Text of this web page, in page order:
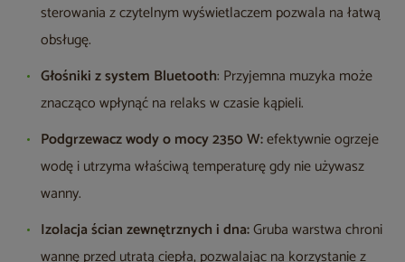
sterowania z czytelnym wyświetlaczem pozwala na łatwą
obsługę.
Głośniki z system Bluetooth: Przyjemna muzyka może
znacząco wpłynąć na relaks w czasie kąpieli.
Podgrzewacz wody o mocy 2350 W:efektywnie ogrzeje
wodę i utrzyma właściwą temperaturę gdy nie używasz
wanny.
Izolacja ścian zewnętrznych i dna:Gruba warstwa chroni